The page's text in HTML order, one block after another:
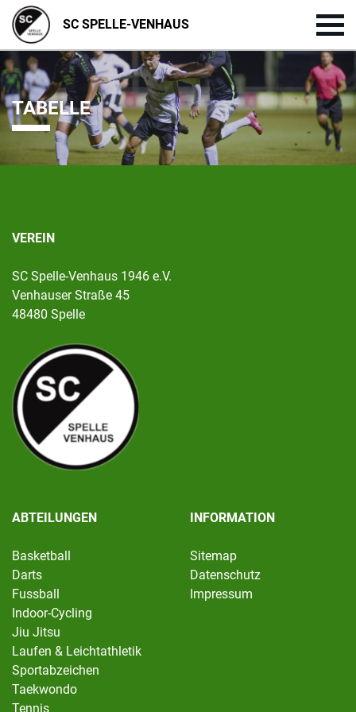
SC SPELLE-VENHAUS
TABELLE
VEREIN
SC Spelle-Venhaus 1946 e.V.
Venhauser Straße 45
48480 Spelle
ABTEILUNGEN
Basketball
Darts
Fussball
Indoor-Cycling
Jiu Jitsu
Laufen & Leichtathletik
Sportabzeichen
Taekwondo
Tennis
INFORMATION
Sitemap
Datenschutz
Impressum